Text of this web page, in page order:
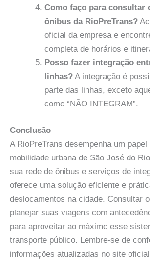
Como faço para consultar
ônibus da RioPreTrans?
oficial da empresa e
completa de horários e
Posso fazer integração
linhas? A integração é
parte das linhas, exceto
como “NÃO INTEGRAM”.
Conclusão
A RioPreTrans desempenha um
mobilidade urbana de São José do
sua rede de ônibus e serviços de
oferece uma solução eficiente e
deslocamentos na cidade. Consultar
planejar suas viagens com
para aproveitar ao máximo esse
transporte público. Lembre-se de
informações atualizadas no site